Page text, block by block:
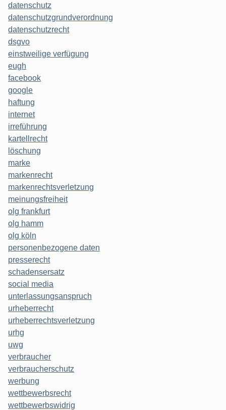
datenschutz
datenschutzgrundverordnung
datenschutzrecht
dsgvo
einstweilige verfügung
eugh
facebook
google
haftung
internet
irreführung
kartellrecht
löschung
marke
markenrecht
markenrechtsverletzung
meinungsfreiheit
olg frankfurt
olg hamm
olg köln
personenbezogene daten
presserecht
schadensersatz
social media
unterlassungsanspruch
urheberrecht
urheberrechtsverletzung
urhg
uwg
verbraucher
verbraucherschutz
werbung
wettbewerbsrecht
wettbewerbswidrig